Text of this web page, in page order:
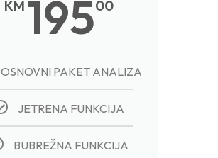
KM 19500
OSNOVNI PAKET ANALIZA
JETRENA FUNKCIJA
BUBREŽNA FUNKCIJA